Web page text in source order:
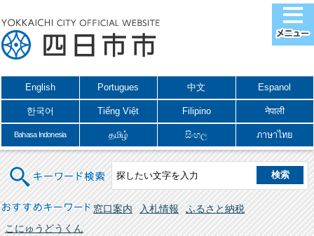
English Portugues 中文 Espanol
한국어 Tiếng Việt Filipino नेपाली
Bahasa Indonesia தமிழ் සිංහල ภาษาไทย
キーワード検索
おすすめキーワード 窓口案内 入札情報
ふるさと納税
こにゅうどうくん